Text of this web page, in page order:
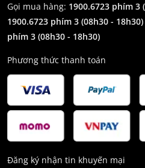
Gọi mua hàng: 1900.6723 phím 3
1900.6723 phím 3 (08h30 - 18h30)
phím 3 (08h30 - 18h30)
Phương thức thanh toán
Đăng ký nhận tin khuyến mại